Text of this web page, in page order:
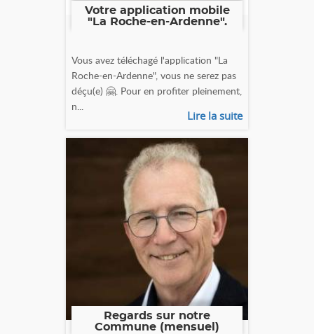
Votre application mobile
"La Roche-en-Ardenne".
Vous avez téléchagé l'application "La
Roche-en-Ardenne", vous ne serez pas
déçu(e) 🤗. Pour en profiter pleinement,
n...
Lire la suite
Regards sur notre
Commune (mensuel)